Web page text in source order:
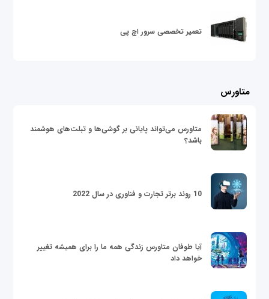
تعمیر تخصصی سرور اچ پی
متاورس
متاورس می‌تواند پایانی بر گوشی‌ها و تبلت‌های هوشمند
باشد؟
10 روند برتر تجارت و فناوری در سال 2022
آیا طوفان متاورس زندگی همه ما را برای همیشه تغییر
خواهد داد